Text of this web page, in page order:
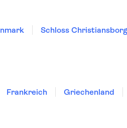
Schloss Christiansborg
Frankreich Griechenland